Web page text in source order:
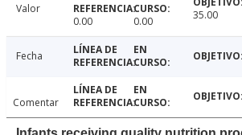
Valor
0.00
0.00 35.00
Fecha
Comentar